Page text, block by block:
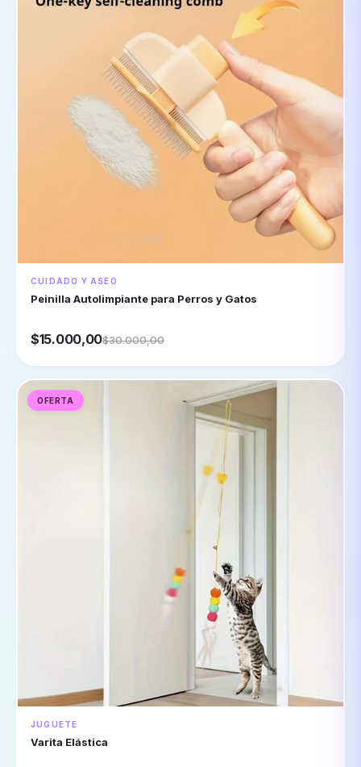
CUIDADO Y ASEO
Peinilla Autolimpiante para Perros y Gatos
$15.000,00$30.000,00
OFERTA
JUGUETE
Varita Elástica